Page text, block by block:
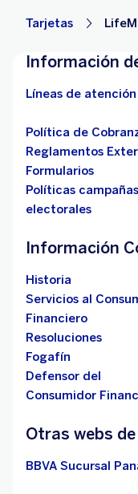
Tarjetas
Información
Líneas de atención
Política de
Reglamentos
Formularios
Políticas campañas
electorales
Información
Historia
Servicios al
Financiero
Resoluciones
Fogafín
Defensor del
Consumidor
Otras webs
BBVA Sucursal